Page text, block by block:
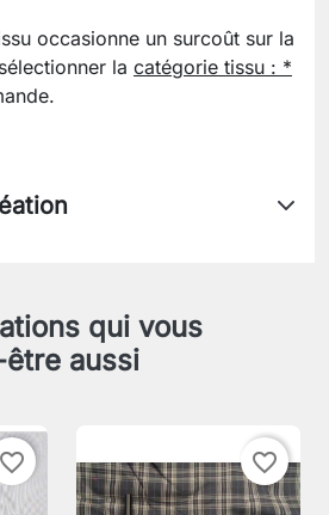
occasionne un surcoût sur la
la catégorie tissu : *
qui vous
aussi
favorite_border favorite_border